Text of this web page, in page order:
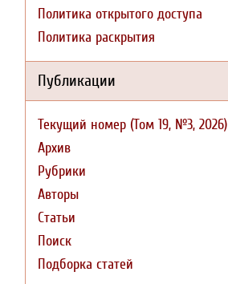
Политика открытого доступа
Политика раскрытия
Публикации
Текущий номер (Том 19, №3, 2026)
Архив
Рубрики
Авторы
Статьи
Поиск
Подборка статей